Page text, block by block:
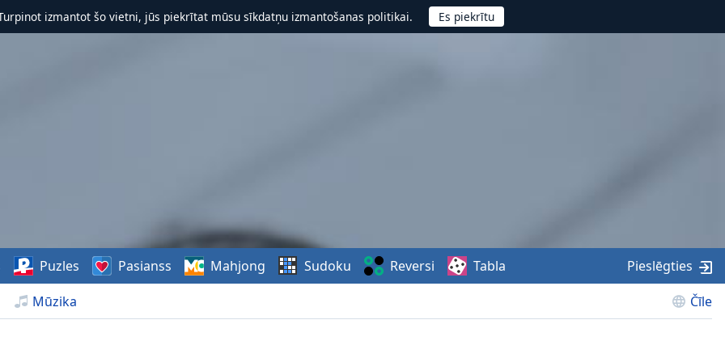
izmantot šo vietni, jūs piekrītat mūsu sīkdatņu izmantošanas politikai.
Mūzika Čīle
Puzles Pasianss Mahjong Sudoku Reversi Tabla Pieslēgties